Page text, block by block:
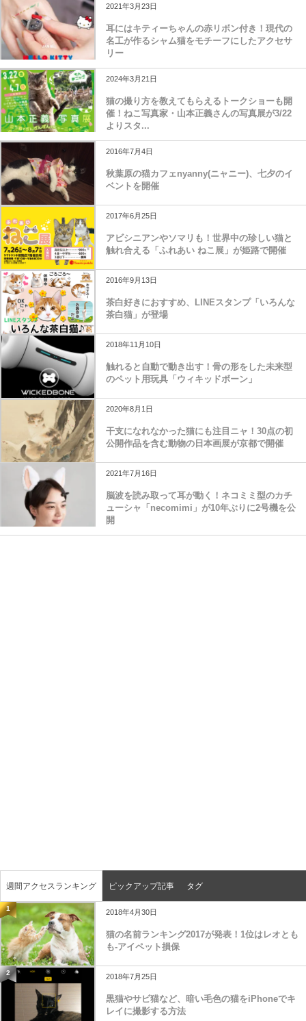
2021年3月23日
耳にはキティーちゃんの赤リボン付き！現代の
名工が作るシャム猫をモチーフにしたアクセサ
リー
2024年3月21日
猫の撮り方を教えてもらえるトークショーも開
催！ねこ写真家・山本正義さんの写真展が3/22
よりスタ...
2016年7月4日
秋葉原の猫カフェnyanny(ニャニー)、七夕のイ
ベントを開催
2017年6月25日
アビシニアンやソマリも！世界中の珍しい猫と
触れ合える「ふれあい ねこ展」が姫路で開催
2016年9月13日
茶白好きにおすすめ、LINEスタンプ「いろんな
茶白猫」が登場
2018年11月10日
触れると自動で動き出す！骨の形をした未来型
のペット用玩具「ウィキッドボーン」
2020年8月1日
干支になれなかった猫にも注目ニャ！30点の初
公開作品を含む動物の日本画展が京都で開催
2021年7月16日
脳波を読み取って耳が動く！ネコミミ型のカチ
ューシャ「necomimi」が10年ぶりに2号機を公
開
週間アクセスランキング ピックアップ記事 タグ
1 2018年4月30日
猫の名前ランキング2017が発表！1位はレオとも
も-アイペット損保
2 2018年7月25日
黒猫やサビ猫など、暗い毛色の猫をiPhoneでキ
レイに撮影する方法